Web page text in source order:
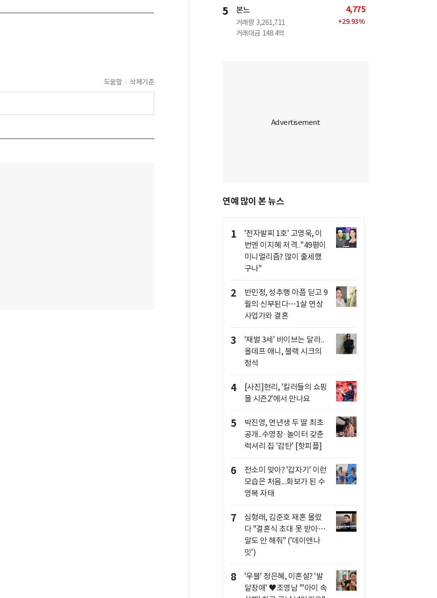
도움말 삭제기준
5 본느
거래량 3,261,711
거래대금 148.4억
4,775
+29.93%
연예 많이 본 뉴스
1
'전자발찌 1호' 고영욱, 이
번엔 이지혜 저격.."49평이
미니멀리즘? 많이 출세했
구나"
2
반민정, 성추행 아픔 딛고 9
월의 신부된다…1살 연상
사업가와 결혼
3
'재벌 3세' 바이브는 달라..
올데프 애니, 블랙 시크의
정석
4
[사진]현리, '킬러들의 쇼핑
몰 시즌2'에서 만나요
5
박진영, 연년생 두 딸 최초
공개..수영장·놀이터 갖춘
럭셔리 집 '감탄' [핫피플]
6
전소미 맞아? '갑자기' 이런
모습은 처음...화보가 된 수
영복 자태
7
심형래, 김준호 재혼 몰랐
다 "결혼식 초대 못 받아…
말도 안 해줘" ('데이앤나
잇')
8
'우블' 정은혜, 이혼설? '발
달장애' ♥조영남 "'아이 속